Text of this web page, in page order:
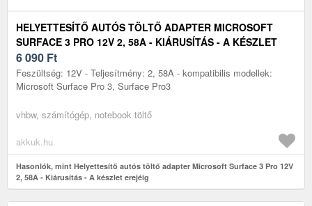
HELYETTESÍTŐ AUTÓS TÖLTŐ ADAPTER MICROSOFT
SURFACE 3 PRO 12V 2, 58A - KIÁRUSÍTÁS - A KÉSZLET
EREJÉIG
6 090 Ft
Feszültség: 12V - Teljesítmény: 2, 58A - kompatibilis modellek:
Microsoft Surface Pro 3, Surface Pro3
vhbw, számítógép, notebook töltő
akkuk.hu
Hasonlók, mint Helyettesítő autós töltő adapter Microsoft Surface 3 Pro 12V
2, 58A - Kiárusítás - A készlet erejéig